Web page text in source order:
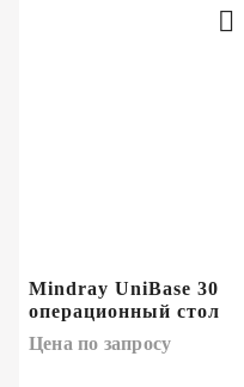
Mindray UniBase 30
операционный стол
Цена по запросу